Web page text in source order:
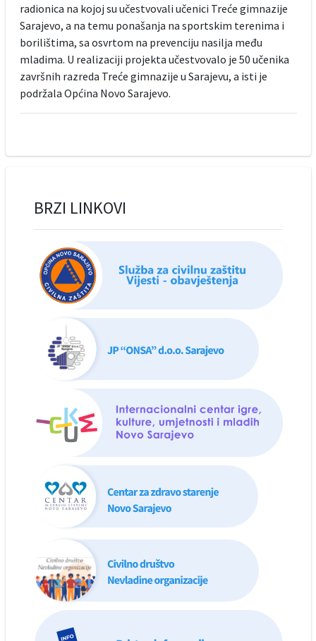
radionica na kojoj su učestvovali učenici Treće gimnazije
Sarajevo, a na temu ponašanja na sportskim terenima i
borilištima, sa osvrtom na prevenciju nasilja među
mladima. U realizaciji projekta učestvovalo je 50 učenika
završnih razreda Treće gimnazije u Sarajevu, a isti je
podržala Općina Novo Sarajevo.
BRZI LINKOVI